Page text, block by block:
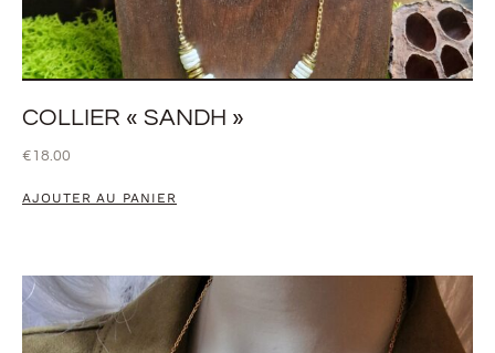
COLLIER « SANDH »
€ 18.00
AJOUTER AU PANIER